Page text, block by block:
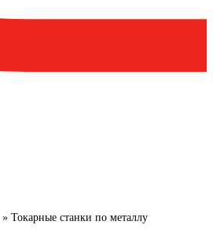
» Токарные станки по металлу